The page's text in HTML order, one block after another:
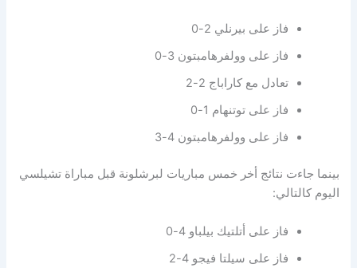
فاز على بيرنلي 2-0
فاز على وولفرهامبتون 3-0
تعادل مع كاراباج 2-2
فاز على توتنهام 1-0
فاز على وولفرهامبتون 4-3
بينما جاءت نتائج أخر خمس مباريات لبرشلونة قبل مباراة تشيلسي
اليوم كالتالي:
فاز على أتلتيك بيلباو 4-0
فاز على سيلتا فيجو 4-2